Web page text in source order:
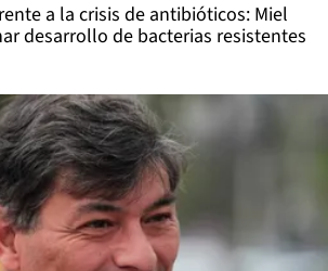
a la crisis de antibióticos: Miel
desarrollo de bacterias resistentes